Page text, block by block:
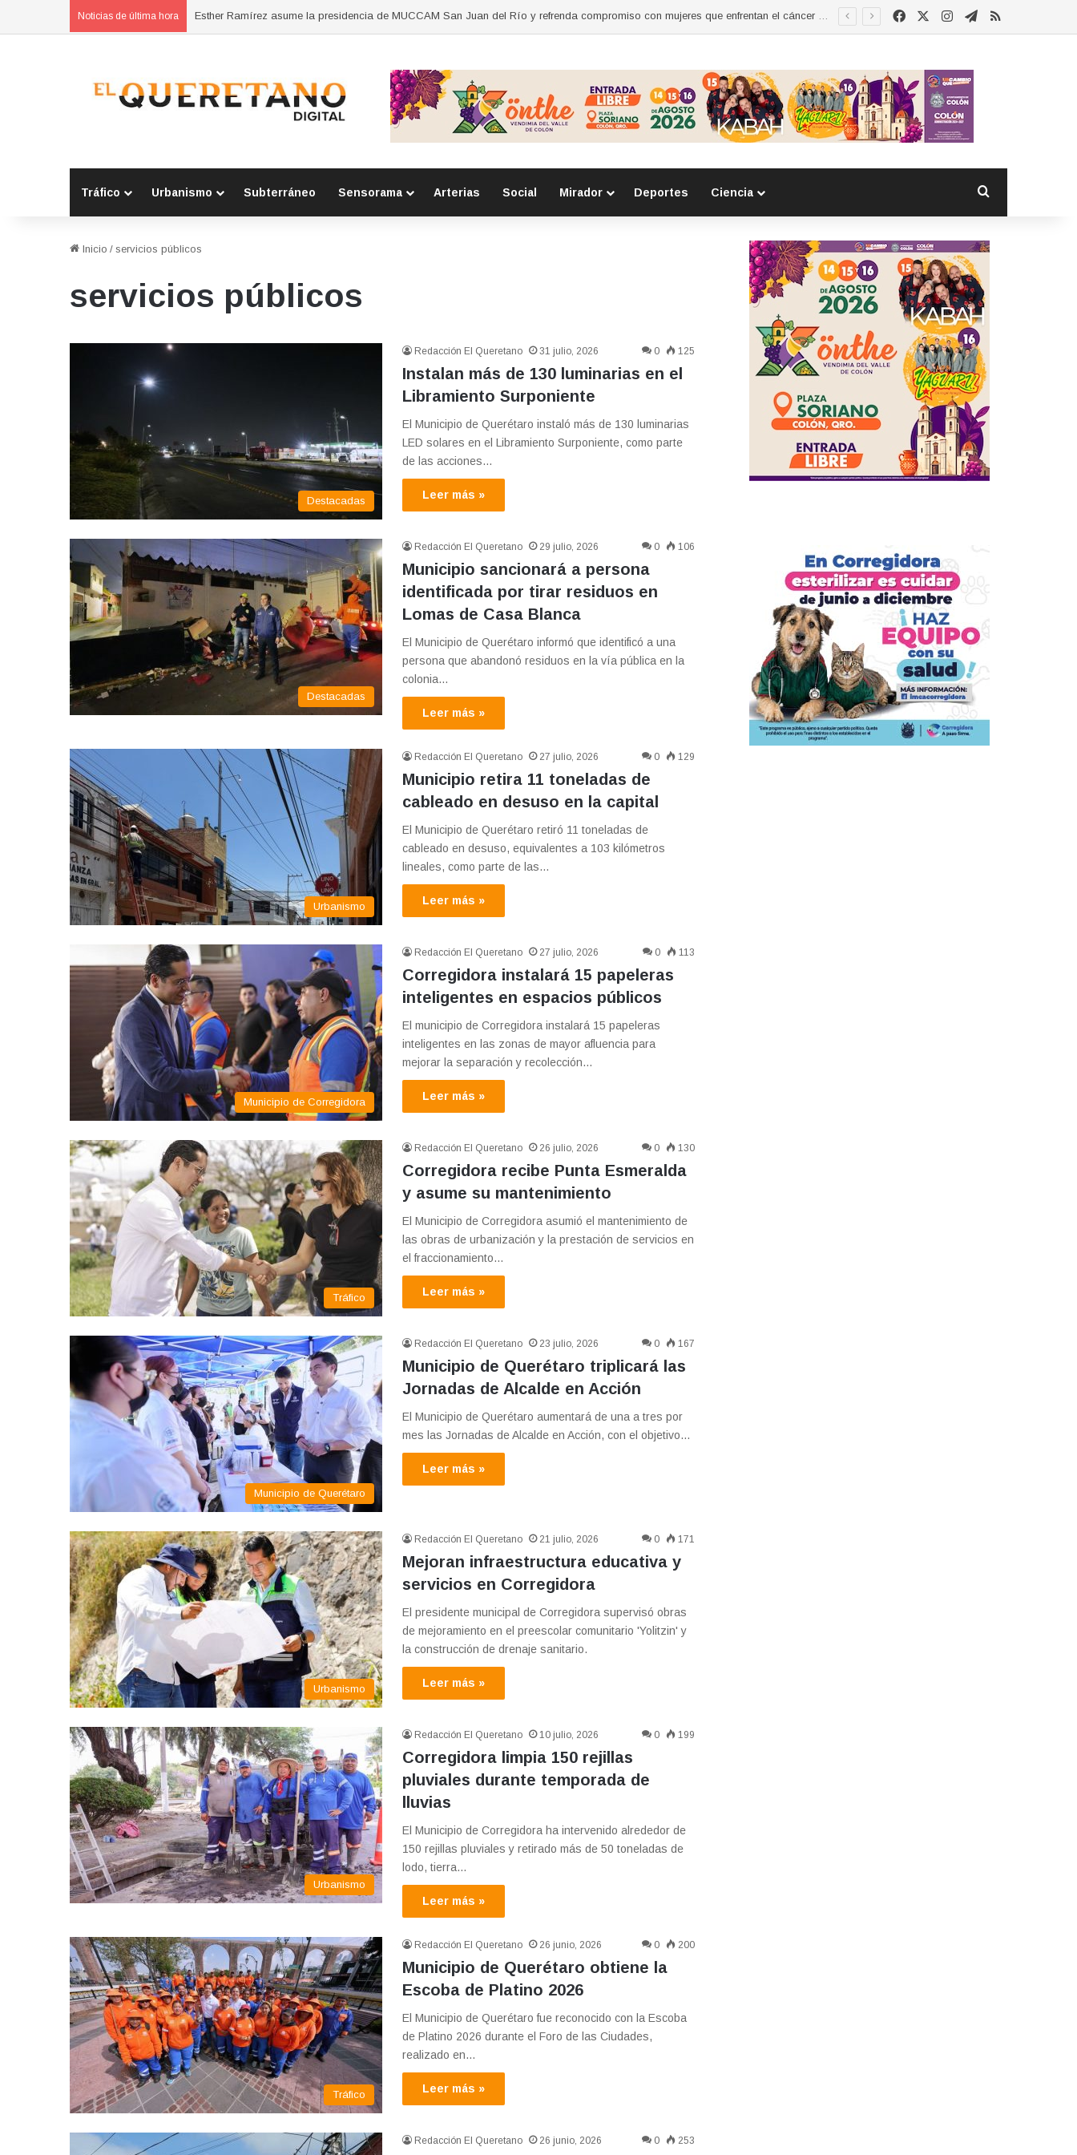
Noticias de última hora Esther Ramírez asume la presidencia de MUCCAM San Juan del Río y refrenda compromiso con mujeres que enfrentan el cáncer de mama FacebookInstagram
Telegram
RSS
Tráfico Urbanismo Subterráneo Sensorama Arterias Social Mirador Deportes Ciencia
Inicio / servicios públicos
servicios públicos
Destacadas
Redacción El Queretano 31 julio, 2026 0 125
Instalan más de 130 luminarias en el
Libramiento Surponiente
El Municipio de Querétaro instaló más de 130 luminarias
LED solares en el Libramiento Surponiente, como parte
de las acciones…
Leer más »
Destacadas
Redacción El Queretano 29 julio, 2026 0 106
Municipio sancionará a persona
identificada por tirar residuos en
Lomas de Casa Blanca
El Municipio de Querétaro informó que identificó a una
persona que abandonó residuos en la vía pública en la
colonia…
Leer más »
Urbanismo
Redacción El Queretano 27 julio, 2026 0 129
Municipio retira 11 toneladas de
cableado en desuso en la capital
El Municipio de Querétaro retiró 11 toneladas de
cableado en desuso, equivalentes a 103 kilómetros
lineales, como parte de las…
Leer más »
Municipio de Corregidora
Redacción El Queretano 27 julio, 2026 0 113
Corregidora instalará 15 papeleras
inteligentes en espacios públicos
El municipio de Corregidora instalará 15 papeleras
inteligentes en las zonas de mayor afluencia para
mejorar la separación y recolección…
Leer más »
Tráfico
Redacción El Queretano 26 julio, 2026 0 130
Corregidora recibe Punta Esmeralda
y asume su mantenimiento
El Municipio de Corregidora asumió el mantenimiento de
las obras de urbanización y la prestación de servicios en
el fraccionamiento…
Leer más »
Municipio de Querétaro
Redacción El Queretano 23 julio, 2026 0 167
Municipio de Querétaro triplicará las
Jornadas de Alcalde en Acción
El Municipio de Querétaro aumentará de una a tres por
mes las Jornadas de Alcalde en Acción, con el objetivo…
Leer más »
Urbanismo
Redacción El Queretano 21 julio, 2026 0 171
Mejoran infraestructura educativa y
servicios en Corregidora
El presidente municipal de Corregidora supervisó obras
de mejoramiento en el preescolar comunitario 'Yolitzin' y
la construcción de drenaje sanitario.
Leer más »
Urbanismo
Redacción El Queretano 10 julio, 2026 0 199
Corregidora limpia 150 rejillas
pluviales durante temporada de
lluvias
El Municipio de Corregidora ha intervenido alrededor de
150 rejillas pluviales y retirado más de 50 toneladas de
lodo, tierra…
Leer más »
Tráfico
Redacción El Queretano 26 junio, 2026 0 200
Municipio de Querétaro obtiene la
Escoba de Platino 2026
El Municipio de Querétaro fue reconocido con la Escoba
de Platino 2026 durante el Foro de las Ciudades,
realizado en…
Leer más »
Redacción El Queretano 26 junio, 2026 0 253